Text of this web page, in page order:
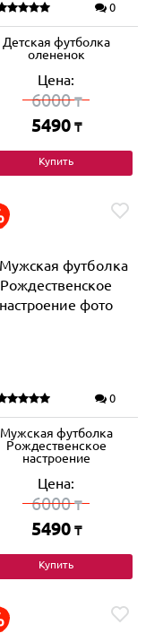
0
Детская футболка
олененок
Цена:
6000₸
5490 ₸
Купить
0
Мужская футболка
Рождественское
настроение
Цена:
6000₸
5490 ₸
Купить